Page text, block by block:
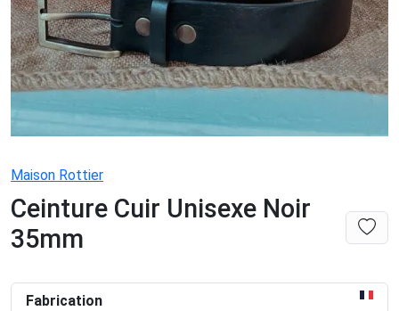
Maison Rottier
Ceinture Cuir Unisexe Noir
35mm
Fabrication